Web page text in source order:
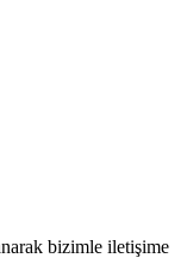
bizimle iletişime